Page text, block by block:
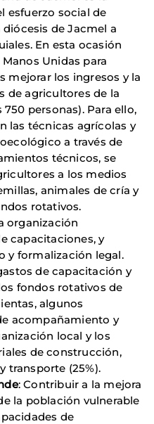
esfuerzo social de
de Jacmel a
En esta ocasión
Unidas para
mejorar los ingresos y la
de agricultores de la
personas). Para ello,
las técnicas agrícolas y
a través de
técnicos, se
a los medios
animales de cría y
rotativos.
organización
capacitaciones, y
y formalización legal.
de capacitación y
fondos rotativos de
algunos
acompañamiento y
local y los
de construcción,
transporte (25%).
: Contribuir a la mejora
la población vulnerable
de